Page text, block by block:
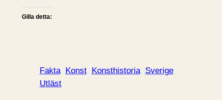
Gilla detta:
Fakta Konst Konsthistoria Sverige
Utläst